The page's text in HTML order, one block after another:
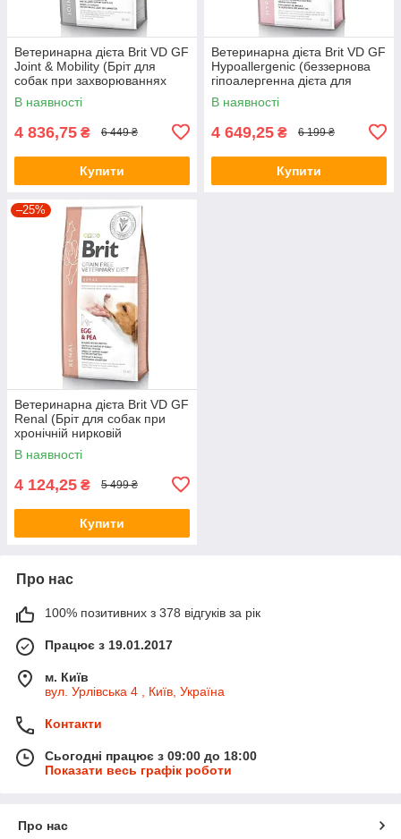
Ветеринарна дієта Brit VD GF
Joint & Mobility (Бріт для
собак при захворюваннях
суглобів) 12кг.
В наявності
4 836,75 ₴ 6 449 ₴
Купити
Ветеринарна дієта Brit VD GF
Hypoallergenic (беззернова
гіпоалергенна дієта для
собак) 12кг.
В наявності
4 649,25 ₴ 6 199 ₴
Купити
–25%
Ветеринарна дієта Brit VD GF
Renal (Бріт для собак при
хронічній нирковій
недостатності) 12кг.
В наявності
4 124,25 ₴ 5 499 ₴
Купити
Про нас
100% позитивних з 378 відгуків за рік
Працює з 19.01.2017
м. Київ
вул. Урлівська 4 , Київ, Україна
Контакти
Сьогодні працює з 09:00 до 18:00
Показати весь графік роботи
Про нас